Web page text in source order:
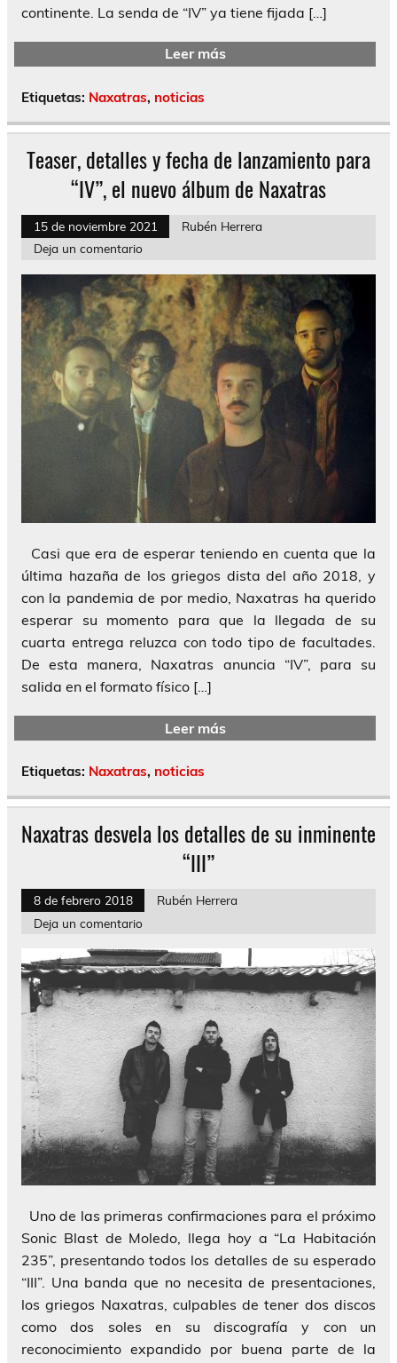
continente. La senda de “IV” ya tiene fijada […]
Leer más
Etiquetas: Naxatras, noticias
Teaser, detalles y fecha de lanzamiento para
“IV”, el nuevo álbum de Naxatras
15 de noviembre 2021
Rubén Herrera
Deja un comentario
Casi que era de esperar teniendo en cuenta que la
última hazaña de los griegos dista del año 2018, y
con la pandemia de por medio, Naxatras ha querido
esperar su momento para que la llegada de su
cuarta entrega reluzca con todo tipo de facultades.
De esta manera, Naxatras anuncia “IV”, para su
salida en el formato físico […]
Leer más
Etiquetas: Naxatras, noticias
Naxatras desvela los detalles de su inminente
“III”
8 de febrero 2018
Rubén Herrera
Deja un comentario
Uno de las primeras confirmaciones para el próximo
Sonic Blast de Moledo, llega hoy a “La Habitación
235”, presentando todos los detalles de su esperado
“III”. Una banda que no necesita de presentaciones,
los griegos Naxatras, culpables de tener dos discos
como dos soles en su discografía y con un
reconocimiento expandido por buena parte de la